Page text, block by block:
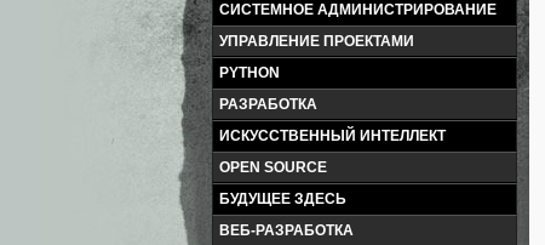
СИСТЕМНОЕ АДМИНИСТРИРОВАНИЕ
УПРАВЛЕНИЕ ПРОЕКТАМИ
PYTHON
РАЗРАБОТКА
ИСКУССТВЕННЫЙ ИНТЕЛЛЕКТ
OPEN SOURCE
БУДУЩЕЕ ЗДЕСЬ
ВЕБ-РАЗРАБОТКА